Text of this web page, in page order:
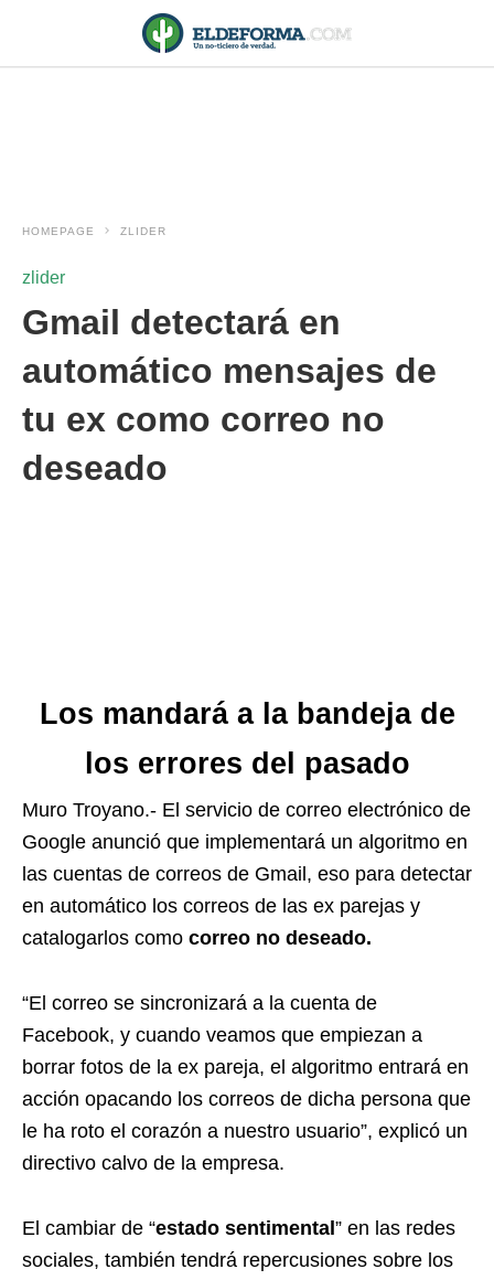
HOMEPAGE ZLIDER
zlider
Gmail detectará en
automático mensajes de
tu ex como correo no
deseado
Los mandará a la bandeja de
los errores del pasado
Muro Troyano.- El servicio de correo electrónico de
Google anunció que implementará un algoritmo en
las cuentas de correos de Gmail, eso para detectar
en automático los correos de las ex parejas y
catalogarlos como correo no deseado.
“El correo se sincronizará a la cuenta de
Facebook, y cuando veamos que empiezan a
borrar fotos de la ex pareja, el algoritmo entrará en
acción opacando los correos de dicha persona que
le ha roto el corazón a nuestro usuario”, explicó un
directivo calvo de la empresa.
El cambiar de “estado sentimental ” en las redes
sociales, también tendrá repercusiones sobre los